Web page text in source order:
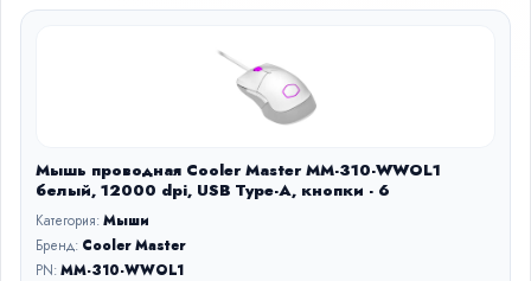
Мышь проводная Cooler Master MM-310-WWOL1
белый, 12000 dpi, USB Type-A, кнопки - 6
Категория:Мыши
Бренд: Cooler Master
PN:MM-310-WWOL1